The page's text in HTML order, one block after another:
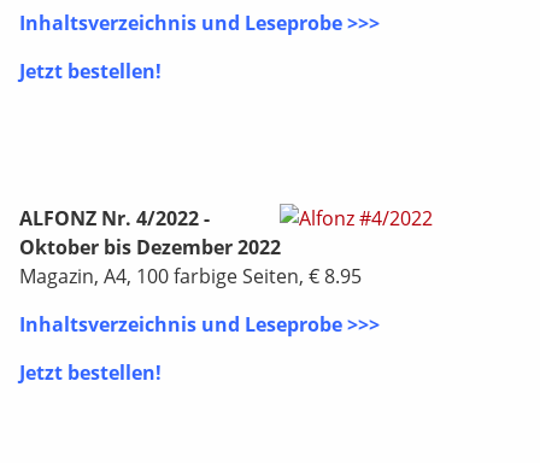
Inhaltsverzeichnis und Leseprobe >>>
Jetzt bestellen!
ALFONZ Nr. 4/2022 -
Oktober bis Dezember 2022
Magazin, A4, 100 farbige Seiten, € 8.95
Inhaltsverzeichnis und Leseprobe >>>
Jetzt bestellen!